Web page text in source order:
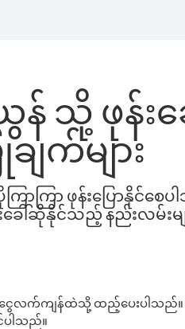
သို့ ဖုန်း
ျက်များ
ြာကြာ ဖုန်းပြောနိုင်
ခေါ်ဆိုနိုင်သည့် နည်းလမ်းမ
လက်ကျန်ထဲသို့ ထည့်ပေးပါသည်။
ပါသည်။